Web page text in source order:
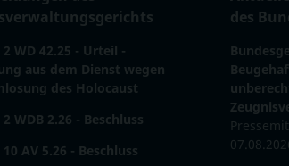
2 WD 42.25 - Urteil -
aus dem Dienst wegen
des Holocaust
2 WDB 2.26 - Beschluss
10 AV 5.26 - Beschluss
des